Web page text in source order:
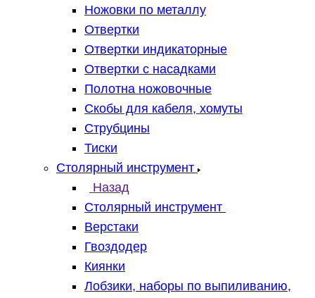
Ножовки по металлу
Отвертки
Отвертки индикаторные
Отвертки с насадками
Полотна ножовочные
Скобы для кабеля, хомуты
Струбцины
Тиски
Столярный инструмент
Назад
Столярный инструмент
Верстаки
Гвоздодер
Киянки
Лобзики, наборы по выпиливанию,